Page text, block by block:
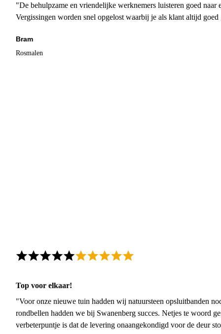
"De behulpzame en vriendelijke werknemers luisteren goed naar
Vergissingen worden snel opgelost waarbij je als klant altijd
Bram
Rosmalen
Top voor elkaar!
"Voor onze nieuwe tuin hadden wij natuursteen opsluitbanden
rondbellen hadden we bij Swanenberg succes. Netjes te woord
verbeterpuntje is dat de levering onaangekondigd voor de deur